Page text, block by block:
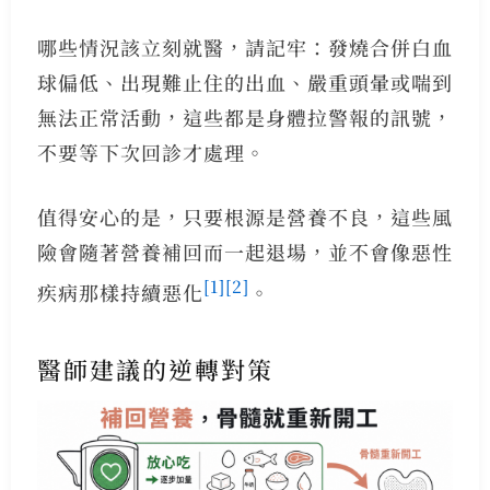
哪些情況該立刻就醫，請記牢：發燒合併白血
球偏低、出現難止住的出血、嚴重頭暈或喘到
無法正常活動，這些都是身體拉警報的訊號，
不要等下次回診才處理。
值得安心的是，只要根源是營養不良，這些風
險會隨著營養補回而一起退場，並不會像惡性
疾病那樣持續惡化[1][2] 。
醫師建議的逆轉對策